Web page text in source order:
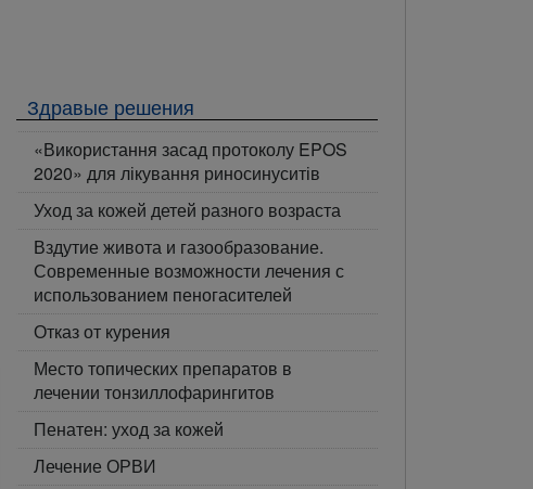
Здравые решения
«Використання засад протоколу EPOS
2020» для лікування риносинуситів
Уход за кожей детей разного возраста
Вздутие живота и газообразование.
Современные возможности лечения с
использованием пеногасителей
Отказ от курения
Место топических препаратов в
лечении тонзиллофарингитов
Пенатен: уход за кожей
Лечение ОРВИ